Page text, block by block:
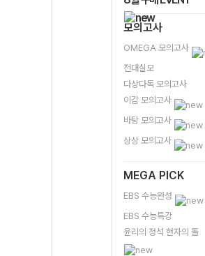
모의고사
OMEGA 모의고사
전대실모
다상다독 모의고사
이감 모의고사
바탕 모의고사
상상 모의고사
MEGA PICK
EBS 수능완성
EBS 수능특강
윤리의 정석 현자의 돌